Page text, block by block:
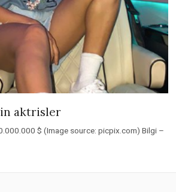
aktrisler
$ (Image source: picpix.com) Bilgi –